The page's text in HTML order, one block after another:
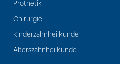
Prothetik
Chirurgie
Kinderzahnheilkunde
Alterszahnheilkunde